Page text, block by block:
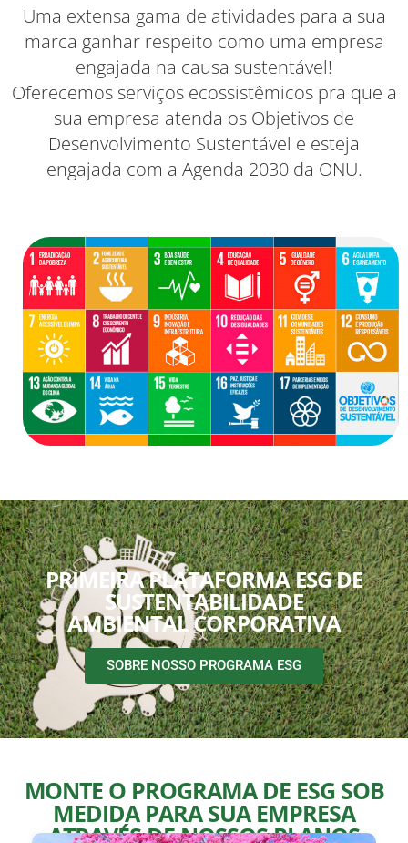
Uma extensa gama de atividades para a sua
marca ganhar respeito como uma empresa
engajada na causa sustentável!
Oferecemos serviços ecossistêmicos pra que a
sua empresa atenda os Objetivos de
Desenvolvimento Sustentável e esteja
engajada com a Agenda 2030 da ONU.
PRIMEIRA PLATAFORMA ESG DE
SUSTENTABILIDADE
AMBIENTAL CORPORATIVA
SOBRE NOSSO PROGRAMA ESG
MONTE O PROGRAMA DE ESG SOB
MEDIDA PARA SUA EMPRESA
ATRAVÉS DE NOSSOS PLANOS